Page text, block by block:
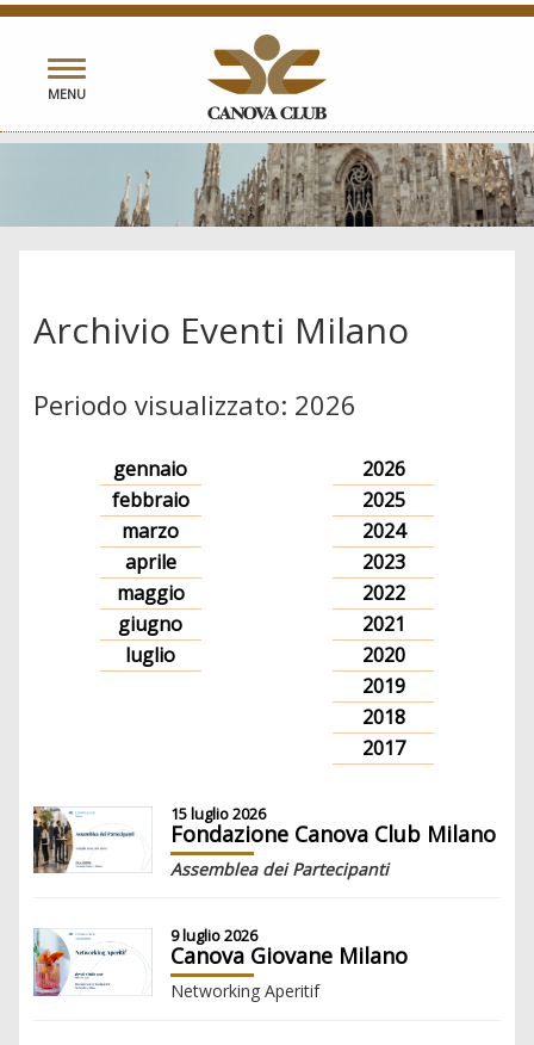
Toggle
navigation
MENU
Archivio Eventi Milano
Periodo visualizzato: 2026
gennaio
febbraio
marzo
aprile
maggio
giugno
luglio
2026
2025
2024
2023
2022
2021
2020
2019
2018
2017
15 luglio 2026
Fondazione Canova Club Milano
Assemblea dei Partecipanti
9 luglio 2026
Canova Giovane Milano
Networking Aperitif